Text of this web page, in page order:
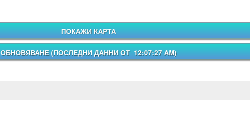
ПОКАЖИ КАРТА
ОБНОВЯВАНЕ (ПОСЛЕДНИ ДАННИ ОТ 12:07:27 AM)